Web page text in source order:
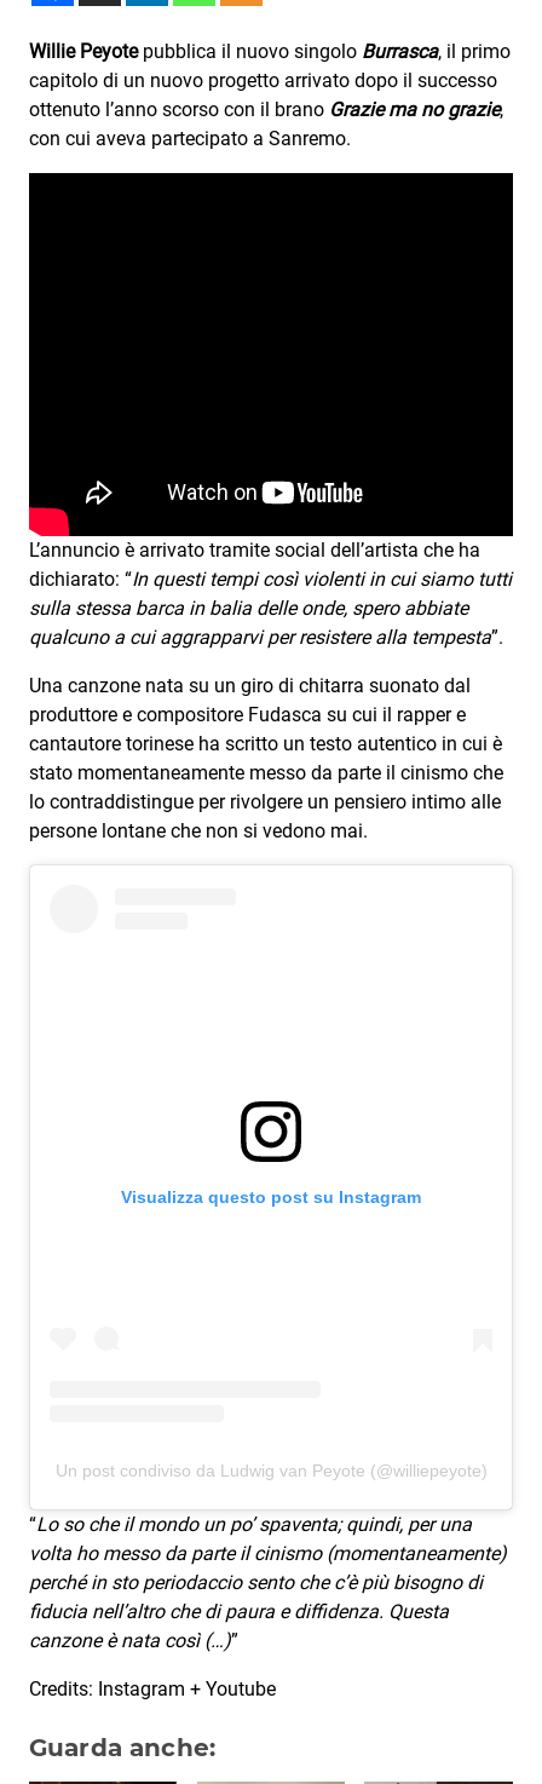
Radio Subasio Disco Club
Radio Suby
Subasio Collection
Sanremo 2026
News
Musica
Attualità
Costume
Extra
Eventi
Willie Peyotepubblica il nuovo singolo Burrasca, il primo
capitolo di un nuovo progetto arrivato dopo il successo
ottenuto l’anno scorso con il brano Grazie ma no grazie,
con cui aveva partecipato a Sanremo.
L’annuncio è arrivato tramite social dell’artista che ha
dichiarato: “In questi tempi così violenti in cui siamo tutti
sulla stessa barca in balia delle onde, spero abbiate
qualcuno a cui aggrapparvi per resistere alla tempesta”.
Una canzone nata su un giro di chitarra suonato dal
produttore e compositore Fudasca su cui il rapper e
cantautore torinese ha scritto un testo autentico in cui è
stato momentaneamente messo da parte il cinismo che
lo contraddistingue per rivolgere un pensiero intimo alle
persone lontane che non si vedono mai.
Visualizza questo post su Instagram
Un post condiviso da Ludwig van Peyote (@williepeyote)
“Lo so che il mondo un po’ spaventa; quindi, per una
volta ho messo da parte il cinismo (momentaneamente)
perché in sto periodaccio sento che c’è più bisogno di
fiducia nell’altro che di paura e diffidenza. Questa
canzone è nata così (…)”
Credits: Instagram + Youtube
Guarda anche: